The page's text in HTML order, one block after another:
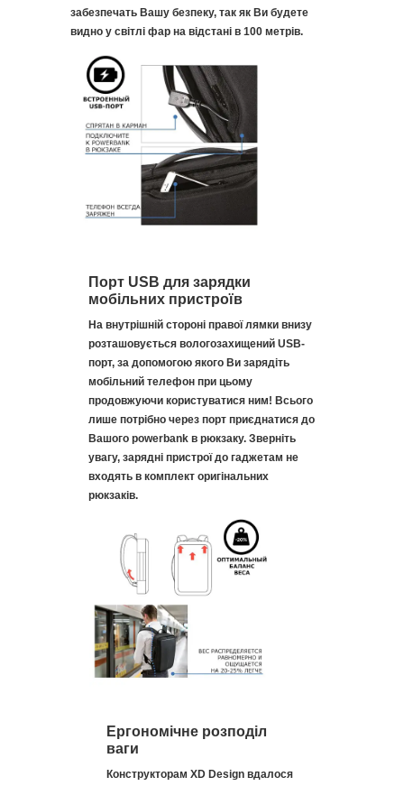
забезпечать Вашу безпеку, так як Ви будете
видно у світлі фар на відстані в 100 метрів.
Порт USB для зарядки
мобільних пристроїв
На внутрішній стороні правої лямки внизу
розташовується вологозахищений USB-
порт, за допомогою якого Ви зарядіть
мобільний телефон при цьому
продовжуючи користуватися ним! Всього
лише потрібно через порт приєднатися до
Вашого powerbank в рюкзаку. Зверніть
увагу, зарядні пристрої до гаджетам не
входять в комплект оригінальних
рюкзаків.
Ергономічне розподіл
ваги
Конструкторам XD Design вдалося